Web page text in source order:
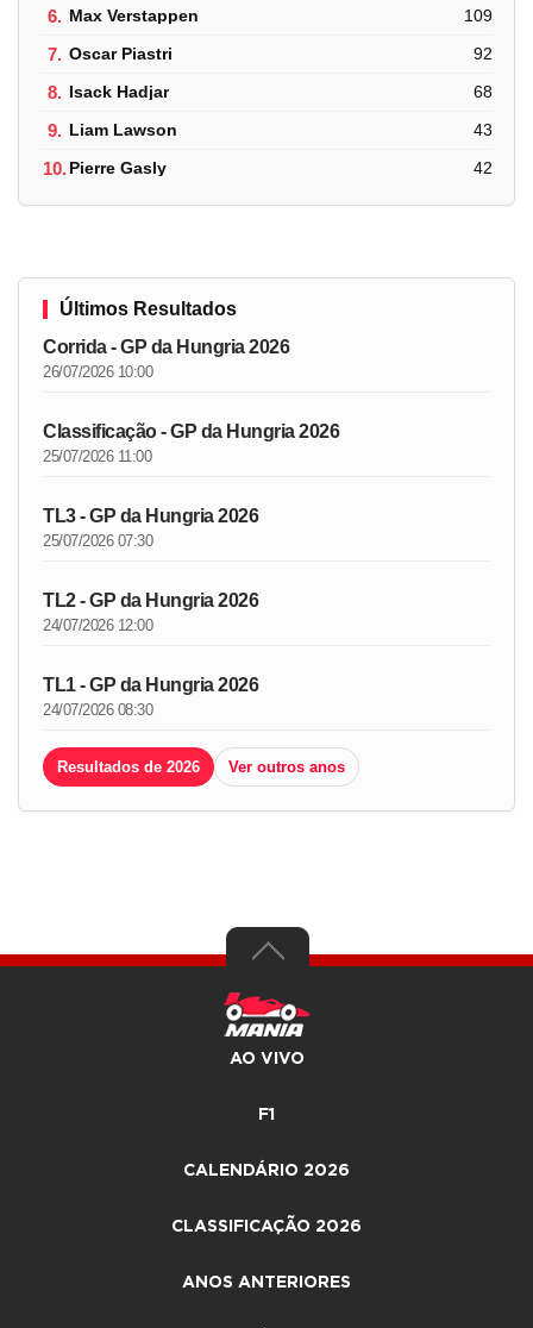
6. Max Verstappen 109
7. Oscar Piastri 92
8. Isack Hadjar 68
9. Liam Lawson 43
10.Pierre Gasly 42
Últimos Resultados
Corrida - GP da Hungria 2026
26/07/2026 10:00
Classificação - GP da Hungria 2026
25/07/2026 11:00
TL3 - GP da Hungria 2026
25/07/2026 07:30
TL2 - GP da Hungria 2026
24/07/2026 12:00
TL1 - GP da Hungria 2026
24/07/2026 08:30
Resultados de 2026 Ver outros anos
AO VIVO
F1
CALENDÁRIO 2026
CLASSIFICAÇÃO 2026
ANOS ANTERIORES